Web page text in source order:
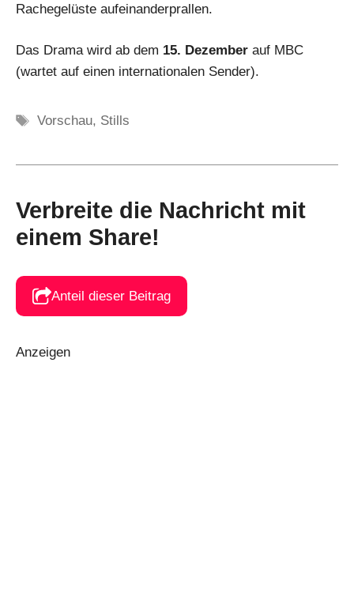
Rachegelüste aufeinanderprallen.
Das Drama wird ab dem 15. Dezember auf MBC
(wartet auf einen internationalen Sender).
Schlagwörter
Vorschau, Stills
Verbreite die Nachricht mit
einem Share!
Anteil dieser Beitrag
Anzeigen